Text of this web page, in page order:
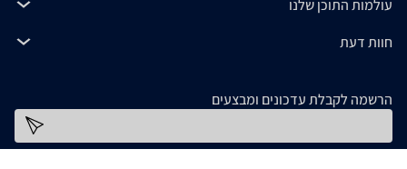
עולמות התוכן שלנו
חוות דעת
הרשמה לקבלת עדכונים ומבצעים